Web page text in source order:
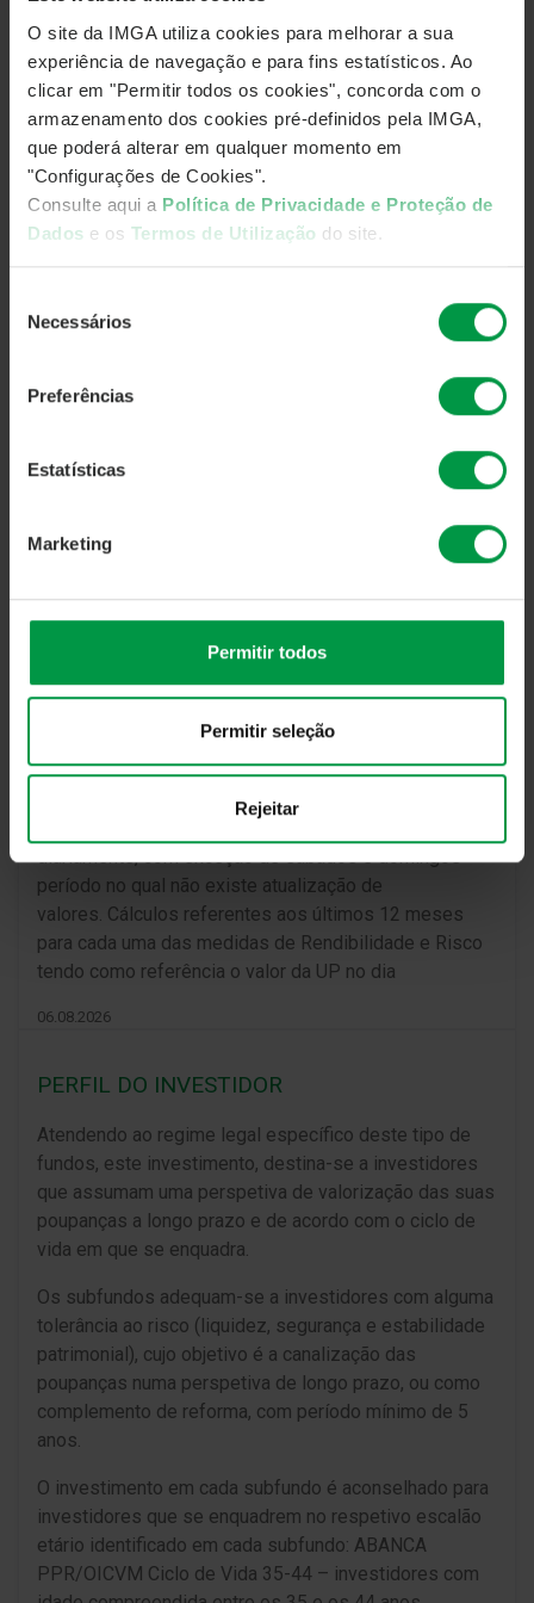
O site da IMGA utiliza cookies para melhorar a sua
experiência de navegação e para fins estatísticos. Ao
clicar em "Permitir todos os cookies", concorda com o
armazenamento dos cookies pré-definidos pela IMGA,
que poderá alterar em qualquer momento em
"Configurações de Cookies".
Consulte aqui a Política de Privacidade e Proteção de
Dados e os Termos de Utilização do site.
Necessários
Preferências
Estatísticas
Marketing
Permitir todos
Permitir seleção
Rejeitar
OBJETIVOS DE INVESTIMENTO
O Subfundo tem como objetivo proporcionar aos
participantes, numa perspetiva de longo prazo, a
valorização do capital com vista à constituição de um
complemento de reforma, procurando a maximização
diariamente, com exceção de sábados e domingos
período no qual não existe atualização de
valores. Cálculos referentes aos últimos 12 meses
para cada uma das medidas de Rendibilidade e Risco
tendo como referência o valor da UP no dia
06.08.2026
PERFIL DO INVESTIDOR
Atendendo ao regime legal específico deste tipo de
fundos, este investimento, destina-se a investidores
que assumam uma perspetiva de valorização das suas
poupanças a longo prazo e de acordo com o ciclo de
vida em que se enquadra.
Os subfundos adequam-se a investidores com alguma
tolerância ao risco (liquidez, segurança e estabilidade
patrimonial), cujo objetivo é a canalização das
poupanças numa perspetiva de longo prazo, ou como
complemento de reforma, com período mínimo de 5
anos.
O investimento em cada subfundo é aconselhado para
investidores que se enquadrem no respetivo escalão
etário identificado em cada subfundo: ABANCA
PPR/OICVM Ciclo de Vida 35-44 – investidores com